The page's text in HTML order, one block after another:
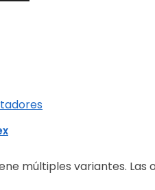
múltiples variantes.